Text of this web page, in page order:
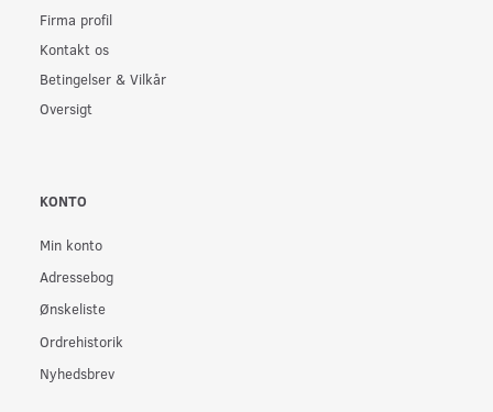
Firma profil
Kontakt os
Betingelser & Vilkår
Oversigt
KONTO
Min konto
Adressebog
Ønskeliste
Ordrehistorik
Nyhedsbrev